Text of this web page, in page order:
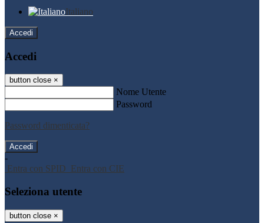
Italiano
Accedi
Accedi
button close ×
Nome Utente
Password
Password dimenticata?
-
Entra con SPID Entra con CIE
Seleziona utente
button close ×